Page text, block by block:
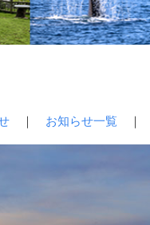
｜ お知らせ一覧 ｜